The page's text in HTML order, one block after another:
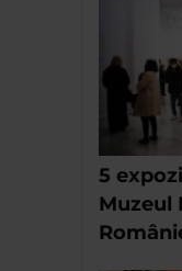
5
Muzeul